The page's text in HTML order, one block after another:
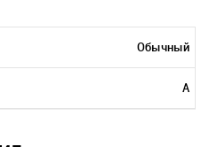
Обычный
A